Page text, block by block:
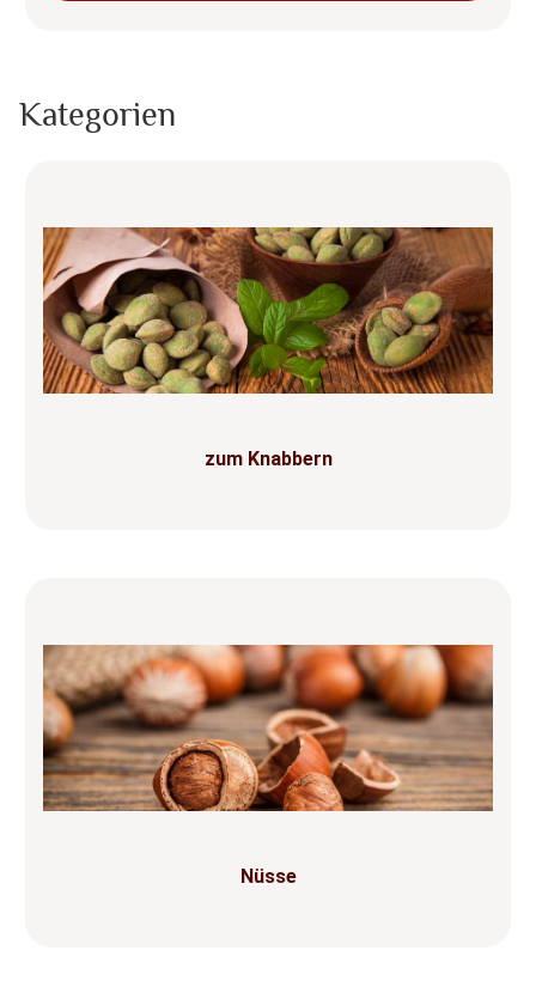
Kategorien
zum Knabbern
Nüsse